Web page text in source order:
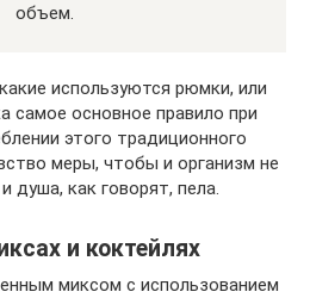
объем.
используются рюмки, или
самое основное правило при
этого традиционного
меры, чтобы и организм не
душа, как говорят, пела.
и коктейлях
миксом с использованием